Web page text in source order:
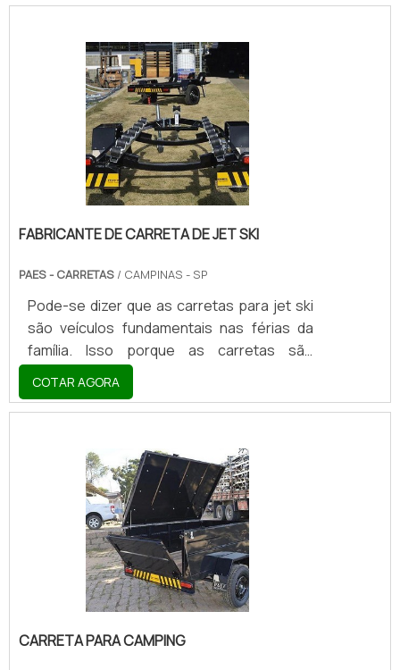
facilidade encontrada para a locomoção da
lanchas de 26 pés possui a sua estrutura
vazada, além de um tamanho maior,
devendo ser adquirida com cuidado para
que supra corretamente as necessidades
de sua utilização, sem oferecer riscos
durante o transporte.CARACTERÍSTICA.
FABRICANTE DE CARRETA DE JET SKI
PAES - CARRETAS / CAMPINAS - SP
Pode-se dizer que as carretas para jet ski
são veículos fundamentais nas férias da
família. Isso porque as carretas são
veículos que podem transportar os jet skis
em segurança e dentro das leis brasileiras.
No entanto, é fundamental e importante
envolvendo esse tipo de veículo. No caso,
estamos falando do fabricante de carreta
de jet skiEstes devem desenvolver todas
as atividades dentro das normas e
especificações exigidas pelos órgãos
regulamentadores e, desse m.
COTAR AGORA
CARRETA PARA CAMPING